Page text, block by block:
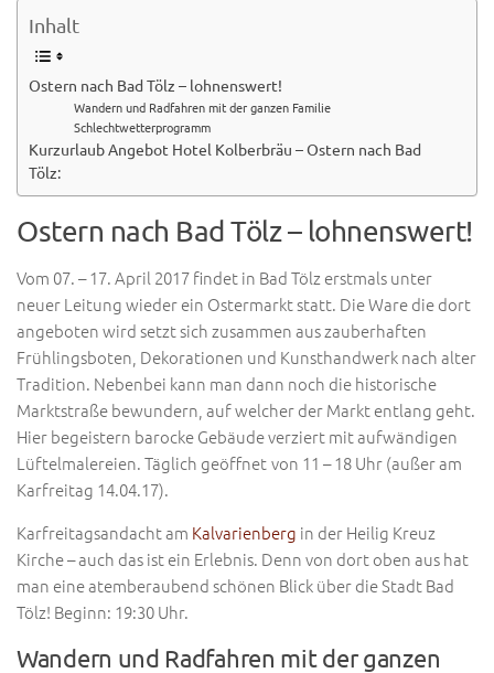
Inhalt
Ostern nach Bad Tölz – lohnenswert!
Wandern und Radfahren mit der ganzen Familie
Schlechtwetterprogramm
Kurzurlaub Angebot Hotel Kolberbräu – Ostern nach Bad
Tölz:
Ostern nach Bad Tölz – lohnenswert!
Vom 07. – 17. April 2017 findet in Bad Tölz erstmals unter
neuer Leitung wieder ein Ostermarkt statt. Die Ware die dort
angeboten wird setzt sich zusammen aus zauberhaften
Frühlingsboten, Dekorationen und Kunsthandwerk nach alter
Tradition. Nebenbei kann man dann noch die historische
Marktstraße bewundern, auf welcher der Markt entlang geht.
Hier begeistern barocke Gebäude verziert mit aufwändigen
Lüftelmalereien. Täglich geöffnetvon 11 – 18 Uhr (außer am
Karfreitag 14.04.17).
Karfreitagsandacht am Kalvarienberg in der Heilig Kreuz
Kirche – auch das ist ein Erlebnis. Denn von dort oben aus hat
man eine atemberaubend schönen Blick über die Stadt Bad
Tölz! Beginn: 19:30 Uhr.
Wandern und Radfahren mit der ganzen